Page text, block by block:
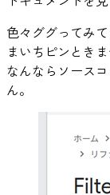
色々ググってみ
まいちピンときま
なんならソース
ん。